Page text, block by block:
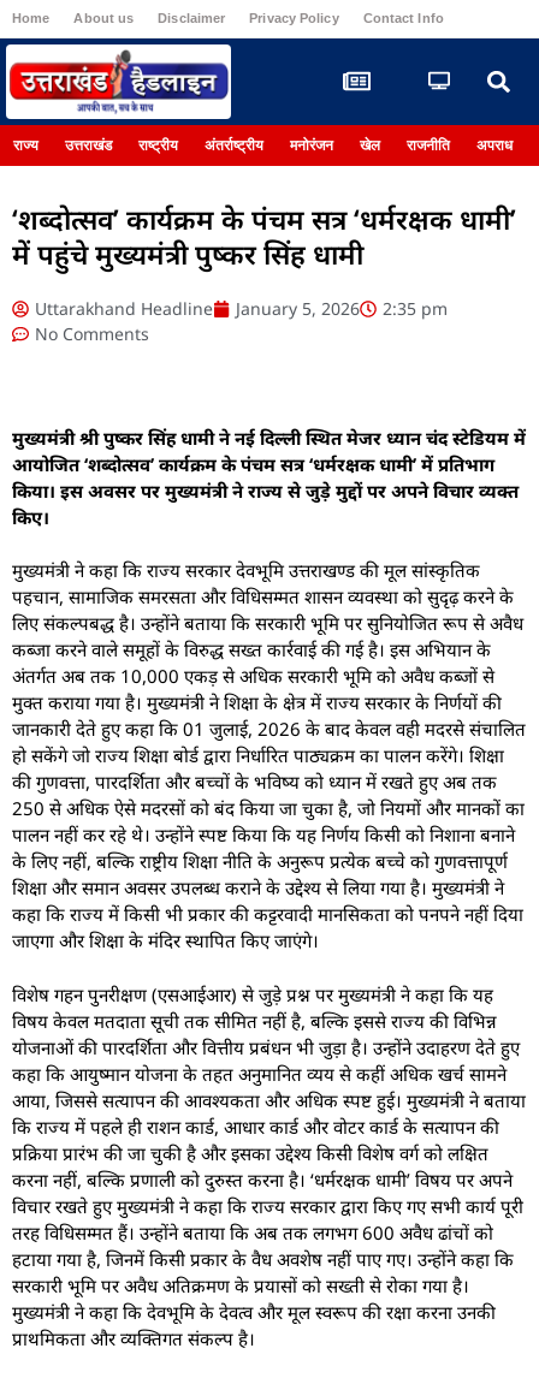
Home About us Disclaimer Privacy Policy Contact Info
राज्य उत्तराखंड राष्ट्रीय अंतर्राष्ट्रीय मनोरंजन खेल राजनीति अपराध
‘शब्दोत्सव’ कार्यक्रम के पंचम सत्र ‘धर्मरक्षक धामी’
में पहुंचे मुख्यमंत्री पुष्कर सिंह धामी
Uttarakhand Headline January 5, 2026
2:35 pm
No Comments
मुख्यमंत्री श्री पुष्कर सिंह धामी ने नई दिल्ली स्थित मेजर ध्यान चंद स्टेडियम में
आयोजित ‘शब्दोत्सव’ कार्यक्रम के पंचम सत्र ‘धर्मरक्षक धामी’ में प्रतिभाग
किया। इस अवसर पर मुख्यमंत्री ने राज्य से जुड़े मुद्दों पर अपने विचार व्यक्त
किए।
मुख्यमंत्री ने कहा कि राज्य सरकार देवभूमि उत्तराखण्ड की मूल सांस्कृतिक
पहचान, सामाजिक समरसता और विधिसम्मत शासन व्यवस्था को सुदृढ़ करने के
लिए संकल्पबद्ध है। उन्होंने बताया कि सरकारी भूमि पर सुनियोजित रूप से अवैध
कब्जा करने वाले समूहों के विरुद्ध सख्त कार्रवाई की गई है। इस अभियान के
अंतर्गत अब तक 10,000 एकड़ से अधिक सरकारी भूमि को अवैध कब्जों से
मुक्त कराया गया है। मुख्यमंत्री ने शिक्षा के क्षेत्र में राज्य सरकार के निर्णयों की
जानकारी देते हुए कहा कि 01 जुलाई, 2026 के बाद केवल वही मदरसे संचालित
हो सकेंगे जो राज्य शिक्षा बोर्ड द्वारा निर्धारित पाठ्यक्रम का पालन करेंगे। शिक्षा
की गुणवत्ता, पारदर्शिता और बच्चों के भविष्य को ध्यान में रखते हुए अब तक
250 से अधिक ऐसे मदरसों को बंद किया जा चुका है, जो नियमों और मानकों का
पालन नहीं कर रहे थे। उन्होंने स्पष्ट किया कि यह निर्णय किसी को निशाना बनाने
के लिए नहीं, बल्कि राष्ट्रीय शिक्षा नीति के अनुरूप प्रत्येक बच्चे को गुणवत्तापूर्ण
शिक्षा और समान अवसर उपलब्ध कराने के उद्देश्य से लिया गया है। मुख्यमंत्री ने
कहा कि राज्य में किसी भी प्रकार की कट्टरवादी मानसिकता को पनपने नहीं दिया
जाएगा और शिक्षा के मंदिर स्थापित किए जाएंगे।
विशेष गहन पुनरीक्षण (एसआईआर) से जुड़े प्रश्न पर मुख्यमंत्री ने कहा कि यह
विषय केवल मतदाता सूची तक सीमित नहीं है, बल्कि इससे राज्य की विभिन्न
योजनाओं की पारदर्शिता और वित्तीय प्रबंधन भी जुड़ा है। उन्होंने उदाहरण देते हुए
कहा कि आयुष्मान योजना के तहत अनुमानित व्यय से कहीं अधिक खर्च सामने
आया, जिससे सत्यापन की आवश्यकता और अधिक स्पष्ट हुई। मुख्यमंत्री ने बताया
कि राज्य में पहले ही राशन कार्ड, आधार कार्ड और वोटर कार्ड के सत्यापन की
प्रक्रिया प्रारंभ की जा चुकी है और इसका उद्देश्य किसी विशेष वर्ग को लक्षित
करना नहीं, बल्कि प्रणाली को दुरुस्त करना है। ‘धर्मरक्षक धामी’ विषय पर अपने
विचार रखते हुए मुख्यमंत्री ने कहा कि राज्य सरकार द्वारा किए गए सभी कार्य पूरी
तरह विधिसम्मत हैं। उन्होंने बताया कि अब तक लगभग 600 अवैध ढांचों को
हटाया गया है, जिनमें किसी प्रकार के वैध अवशेष नहीं पाए गए। उन्होंने कहा कि
सरकारी भूमि पर अवैध अतिक्रमण के प्रयासों को सख्ती से रोका गया है।
मुख्यमंत्री ने कहा कि देवभूमि के देवत्व और मूल स्वरूप की रक्षा करना उनकी
प्राथमिकता और व्यक्तिगत संकल्प है।